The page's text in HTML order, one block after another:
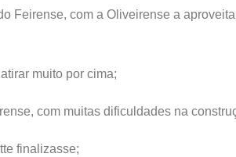
Feirense, com a Oliveirense a
muito por cima;
com muitas dificuldades na
finalizasse;